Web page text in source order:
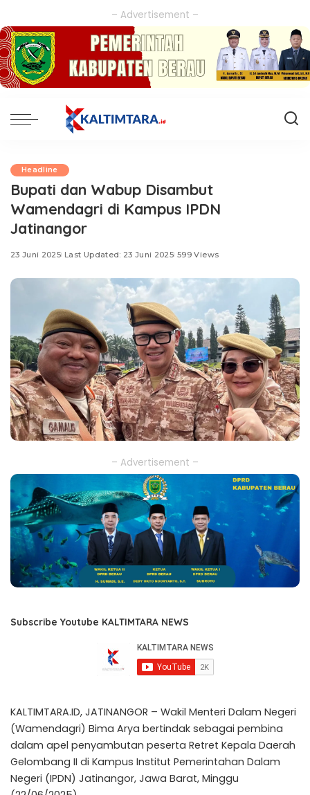
– Advertisement –
Headline
Bupati dan Wabup Disambut
Wamendagri di Kampus IPDN
Jatinangor
23 Juni 2025 Last Updated: 23 Juni 2025 599 Views
– Advertisement –
Subscribe Youtube KALTIMTARA NEWS
KALTIMTARA.ID, JATINANGOR – Wakil Menteri Dalam Negeri
(Wamendagri) Bima Arya bertindak sebagai pembina
dalam apel penyambutan peserta Retret Kepala Daerah
Gelombang II di Kampus Institut Pemerintahan Dalam
Negeri (IPDN) Jatinangor, Jawa Barat, Minggu